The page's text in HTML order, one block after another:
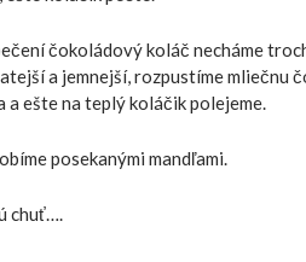
čokoládový koláč necháme
a jemnejší, rozpustíme mliečnu
a ešte na teplý koláčik polejeme.
posekanými mandľami.
chuť….